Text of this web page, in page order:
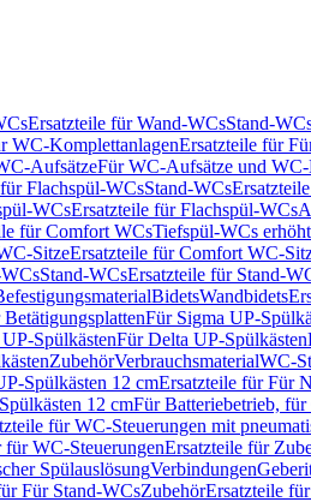
Ersatzteile für Wand-WCsStand-
WC-KomplettanlagenErsatzteile für
AufsätzeFür WC-Aufsätze und
Flachspül-WCsStand-WCs
WCsErsatzteile für Flachspül-WCs
für Comfort WCsTiefspül-WCs erhöht
SitzeErsatzteile für Comfort WC-
Stand-WCsErsatzteile für Stand-
BidetsWandbidets
Für Sigma UP-
SpülkästenFür Delta UP-Spülkästen
ZubehörVerbrauchsmaterialWC-
Spülkästen 12 cmErsatzteile für Für
12 cmFür Batteriebetrieb,
für WC-Steuerungen mit
für WC-SteuerungenErsatzteile für
SpülauslösungVerbindungen
Für Stand-WCsZubehörErsatzteile